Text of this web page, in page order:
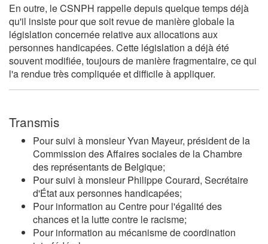
En outre, le CSNPH rappelle depuis quelque temps déjà
qu'il insiste pour que soit revue de manière globale la
législation concernée relative aux allocations aux
personnes handicapées. Cette législation a déjà été
souvent modifiée, toujours de manière fragmentaire, ce qui
l'a rendue très compliquée et difficile à appliquer.
Transmis
Pour suivi à monsieur Yvan Mayeur, président de la
Commission des Affaires sociales de la Chambre
des représentants de Belgique;
Pour suivi à monsieur Philippe Courard, Secrétaire
d'État aux personnes handicapées;
Pour information au Centre pour l'égalité des
chances et la lutte contre le racisme;
Pour information au mécanisme de coordination